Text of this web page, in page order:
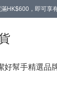
HK$600，即可享
好幫手精選品